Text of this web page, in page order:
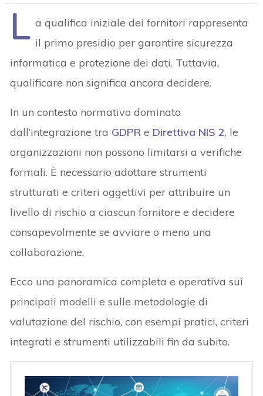
L a qualifica iniziale dei fornitori rappresenta
il primo presidio per garantire sicurezza
informatica e protezione dei dati. Tuttavia,
qualificare non significa ancora decidere.
In un contesto normativo dominato
dall’integrazione tra GDPR e Direttiva NIS 2, le
organizzazioni non possono limitarsi a verifiche
formali. È necessario adottare strumenti
strutturati e criteri oggettivi per attribuire un
livello di rischio a ciascun fornitore e decidere
consapevolmente se avviare o meno una
collaborazione.
Ecco una panoramica completa e operativa sui
principali modelli e sulle metodologie di
valutazione del rischio, con esempi pratici, criteri
integrati e strumenti utilizzabili fin da subito.